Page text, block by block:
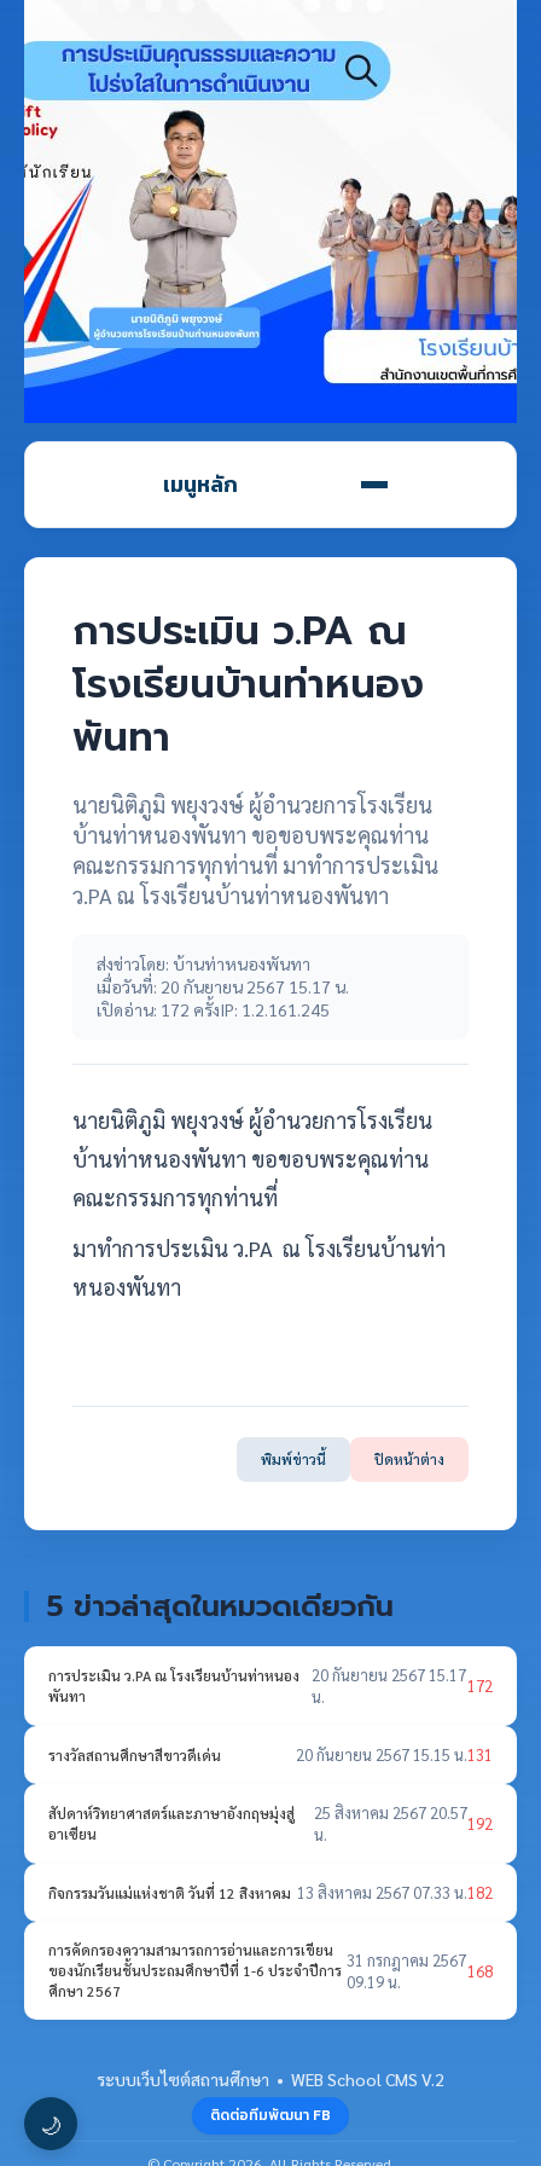
เมนูหลัก
การประเมิน ว.PA ณ
โรงเรียนบ้านท่าหนอง
พันทา
นายนิติภูมิ พยุงวงษ์ ผู้อำนวยการโรงเรียน
บ้านท่าหนองพันทา ขอขอบพระคุณท่าน
คณะกรรมการทุกท่านที่ มาทำการประเมิน
ว.PA ณ โรงเรียนบ้านท่าหนองพันทา
ส่งข่าวโดย: บ้านท่าหนองพันทา
เมื่อวันที่: 20 กันยายน 2567 15.17 น.
เปิดอ่าน: 172 ครั้งIP: 1.2.161.245
นายนิติภูมิ พยุงวงษ์ ผู้อำนวยการโรงเรียน
บ้านท่าหนองพันทา ขอขอบพระคุณท่าน
คณะกรรมการทุกท่านที่
มาทำการประเมิน ว.PA ณ โรงเรียนบ้านท่า
หนองพันทา
พิมพ์ข่าวนี้ ปิดหน้าต่าง
5 ข่าวล่าสุดในหมวดเดียวกัน
การประเมิน ว.PA ณ โรงเรียนบ้านท่าหนอง
พันทา
20 กันยายน 2567 15.17
น.
172
รางวัลสถานศึกษาสีขาวดีเด่น 20 กันยายน 2567 15.15 น.131
สัปดาห์วิทยาศาสตร์และภาษาอังกฤษมุ่งสู่
อาเซียน
25 สิงหาคม 2567 20.57
น.
192
กิจกรรมวันแม่แห่งชาติ วันที่ 12 สิงหาคม 13 สิงหาคม 2567 07.33 น.182
การคัดกรองความสามารถการอ่านและการเขียน
ของนักเรียนชั้นประถมศึกษาปีที่ 1-6 ประจำปีการ
ศึกษา 2567
31 กรกฎาคม 2567
09.19 น.
168
ระบบเว็บไซต์สถานศึกษา • WEB School CMS V.2
ติดต่อทีมพัฒนา FB
🌙